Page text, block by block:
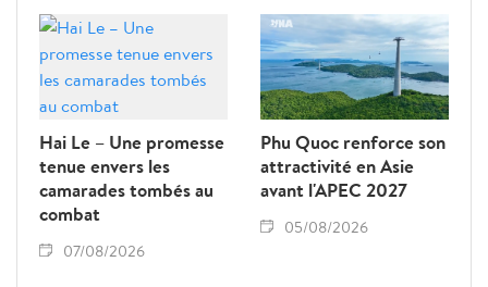
Hai Le – Une promesse
tenue envers les
camarades tombés au
combat
07/08/2026
Phu Quoc renforce son
attractivité en Asie
avant l'APEC 2027
05/08/2026